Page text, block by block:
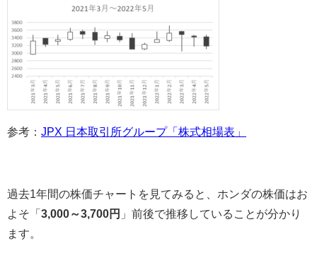
参考： JPX 日本取引所グループ「株式相場表」
過去1年間の株価チャートを見てみると、ホンダの株価はお
よそ「3,000～3,700円 」前後で推移していることが分かり
ます。